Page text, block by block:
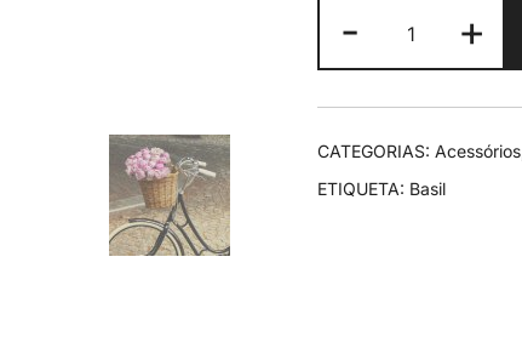
-
de
Basil
Darcy
L
+
CATEGORIAS: Acessórios
ETIQUETA: Basil